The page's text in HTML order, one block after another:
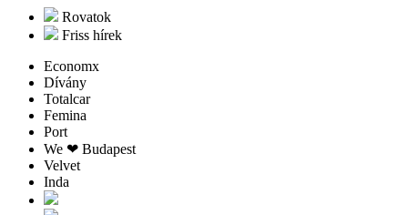
Rovatok
Friss hírek
Economx
Dívány
Totalcar
Femina
Port
We ❤︎ Budapest
Velvet
Inda